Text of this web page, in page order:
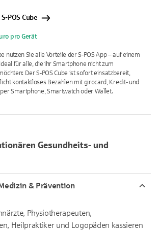
POS Cube
pro Gerät
nutzen Sie alle Vorteile der S-POS App ‒ auf einem
für alle, die ihr Smartphone nicht zum
Der S-POS Cube ist sofort einsatzbereit,
kontaktloses Bezahlen mit girocard, Kredit- und
Smartphone, Smartwatch oder Wallet.
Gesundheits- und
& Prävention
Physiotherapeuten,
Heilpraktiker und Logopäden kassieren